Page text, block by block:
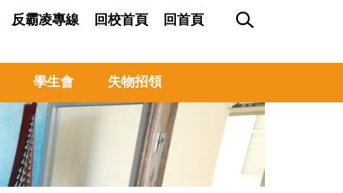
學生會 失物招領
反霸凌專線 回校首頁 回首頁